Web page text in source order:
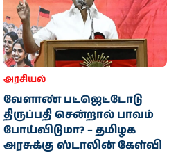
அரசியல்
வேளாண் பட்ஜெட்டோடு
திருப்பதி சென்றால் பாவம்
போய்விடுமா? – தமிழக
அரசுக்கு ஸ்டாலின் கேள்வி